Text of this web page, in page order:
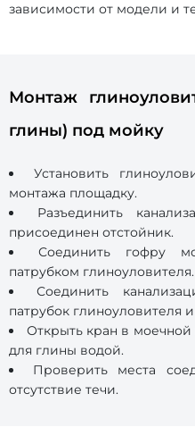
зависимости от модели и
Монтаж
глины) под мойку
Установить
монтажа площадку.
Разъединить
присоединен отстойник.
Соединить гофру
патрубком глиноуловителя.
Соединить
патрубок глиноуловителя
Открыть кран в моечной
для глины водой.
Проверить места
отсутствие течи.